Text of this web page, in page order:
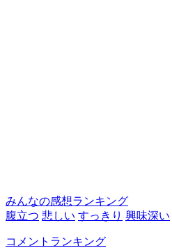
みんなの感想ランキング
腹立つ 悲しい すっきり 興味深い
コメントランキング